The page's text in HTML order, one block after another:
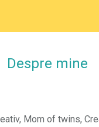
Despre mine
Mom of twins,